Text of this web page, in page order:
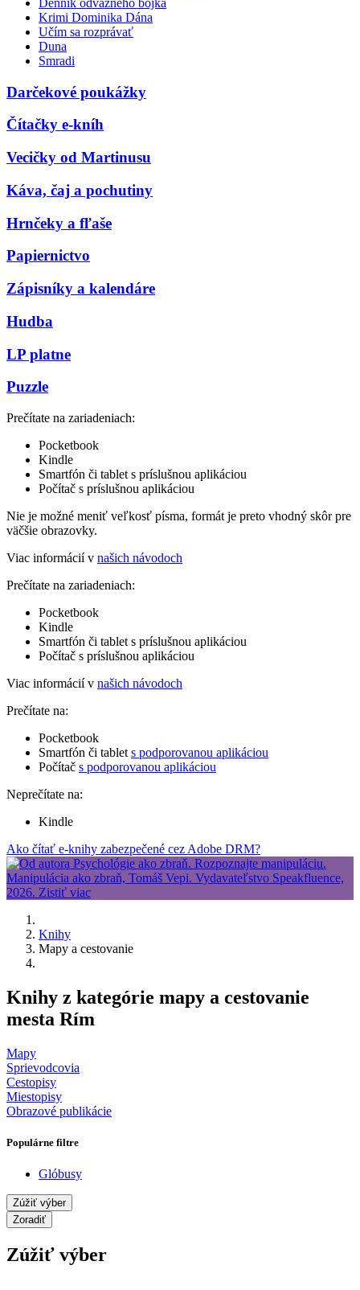
Denník odvážneho bojka
Krimi Dominika Dána
Učím sa rozprávať
Duna
Smradi
Darčekové poukážky
Čítačky e-kníh
Vecičky od Martinusu
Káva, čaj a pochutiny
Hrnčeky a fľaše
Papiernictvo
Zápisníky a kalendáre
Hudba
LP platne
Puzzle
Prečítate na zariadeniach:
Pocketbook
Kindle
Smartfón či tablet s príslušnou aplikáciou
Počítač s príslušnou aplikáciou
Nie je možné meniť veľkosť písma, formát je preto vhodný skôr pre
väčšie obrazovky.
Viac informácií v našich návodoch
Prečítate na zariadeniach:
Pocketbook
Kindle
Smartfón či tablet s príslušnou aplikáciou
Počítač s príslušnou aplikáciou
Viac informácií v našich návodoch
Prečítate na:
Pocketbook
Smartfón či tablet s podporovanou aplikáciou
Počítač s podporovanou aplikáciou
Neprečítate na:
Kindle
Ako čítať e-knihy zabezpečené cez Adobe DRM?
Knihy
Mapy a cestovanie
Knihy z kategórie mapy a cestovanie
mesta Rím
Mapy
Sprievodcovia
Cestopisy
Miestopisy
Obrazové publikácie
Populárne filtre
Glóbusy
Zúžiť výber
Zoradiť
Zúžiť výber